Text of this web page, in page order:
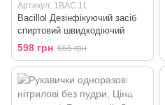
Артикул: 1BAC.1L
Bacillol Дезінфікуючий засіб
спиртовий швидкодіючий
598 грн 665 грн